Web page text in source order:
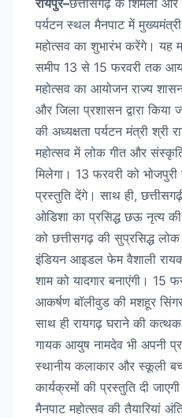
पर्यटन स्थल मैनपाट में
महोत्सव का शुभारंभ करेंगे। यह
समीप 13 से 15 फरवरी तक
महोत्सव का आयोजन राज्य
और जिला प्रशासन द्वारा किया
की अध्यक्षता पर्यटन मंत्री
महोत्सव में लोक गीत और
मिलेगा। 13 फरवरी को भोजपुरी
प्रस्तुति देंगे। साथ ही,
ओडिशा का प्रसिद्ध छऊ नृत्य
को छत्तीसगढ़ की सुप्रसिद्ध
इंडियन आइडल फेम वैशाली
शाम को यादगार बनाएंगी। 15
आकर्षण बॉलीवुड की मशहूर
साथ ही रायगढ़ घराने की कत्थक
गायक आयुष नामदेव भी अपनी
स्थानीय कलाकार और स्कूली
कार्यक्रमों की प्रस्तुति दी
मैनपाट महोत्सव की तैयारियां